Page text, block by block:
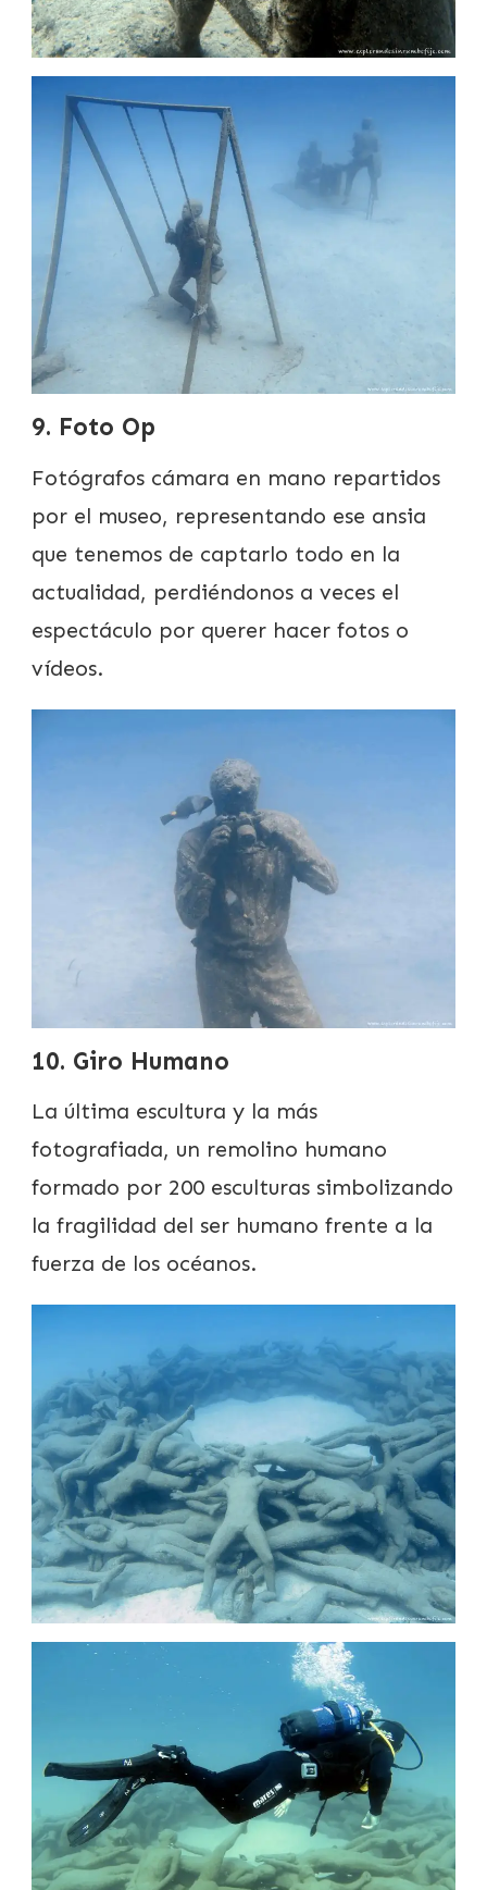
9. Foto Op
Fotógrafos cámara en mano repartidos
por el museo, representando ese ansia
que tenemos de captarlo todo en la
actualidad, perdiéndonos a veces el
espectáculo por querer hacer fotos o
vídeos.
10. Giro Humano
La última escultura y la más
fotografiada, un remolino humano
formado por 200 esculturas simbolizando
la fragilidad del ser humano frente a la
fuerza de los océanos.